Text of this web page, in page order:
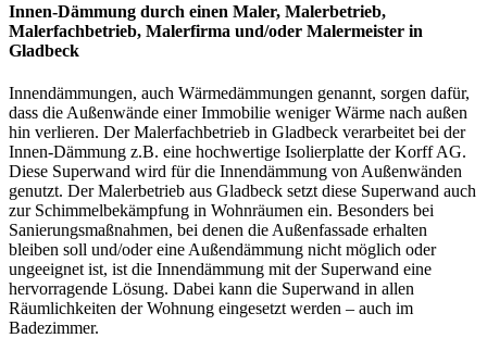
Innen-Dämmung durch einen Maler, Malerbetrieb,
Malerfachbetrieb, Malerfirma und/oder Malermeister in
Gladbeck
Innendämmungen, auch Wärmedämmungen genannt, sorgen dafür,
dass die Außenwände einer Immobilie weniger Wärme nach außen
hin verlieren. Der Malerfachbetrieb in Gladbeck verarbeitet bei der
Innen-Dämmung z.B. eine hochwertige Isolierplatte der Korff AG.
Diese Superwand wird für die Innendämmung von Außenwänden
genutzt. Der Malerbetrieb aus Gladbeck setzt diese Superwand auch
zur Schimmelbekämpfung in Wohnräumen ein. Besonders bei
Sanierungsmaßnahmen, bei denen die Außenfassade erhalten
bleiben soll und/oder eine Außendämmung nicht möglich oder
ungeeignet ist, ist die Innendämmung mit der Superwand eine
hervorragende Lösung. Dabei kann die Superwand in allen
Räumlichkeiten der Wohnung eingesetzt werden – auch im
Badezimmer.